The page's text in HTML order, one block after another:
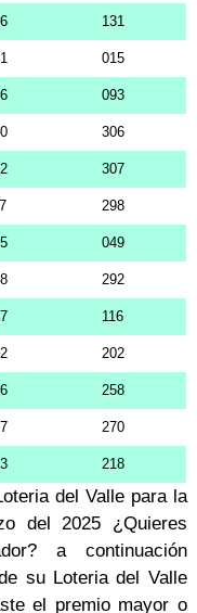
131
015
093
306
307
298
049
292
116
202
258
270
218
del Valle para la
del 2025 ¿Quieres
a continuación
su Loteria del Valle
el premio mayor o